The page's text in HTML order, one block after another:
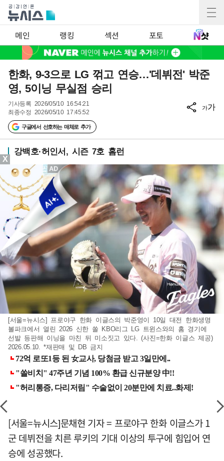
메인 랭킹 섹션 포토
한화, 9-3으로 LG 꺾고 연승…'데뷔전' 박준
영, 5이닝 무실점 승리
기사등록 2026/05/10 16:54:21
최종수정 2026/05/10 17:45:52
구글에서 선호하는 매체로 추가
가가
강백호·허인서, 시즌 7호 홈런
[서울=뉴시스] 프로야구 한화 이글스의 박준영이 10일 대전 한화생명
볼파크에서 열린 2026 신한 쏠 KBO리그 LG 트윈스와의 홈 경기에
선발 등판해 이닝을 마친 뒤 미소짓고 있다. (사진=한화 이글스 제공)
2026.05.10. *재판매 및 DB 금지
[서울=뉴시스]문채현 기자 = 프로야구 한화 이글스가 1
군 데뷔전을 치른 루키의 기대 이상의 투구에 힘입어 연
승에 성공했다.
X